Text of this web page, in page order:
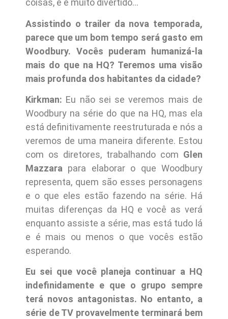
coisas, e é muito divertido…
Assistindo o trailer da nova temporada,
parece que um bom tempo será gasto em
Woodbury. Vocês puderam humanizá-la
mais do que na HQ? Teremos uma visão
mais profunda dos habitantes da cidade?
Kirkman: Eu não sei se veremos mais de
Woodbury na série do que na HQ, mas ela
está definitivamente reestruturada e nós a
veremos de uma maneira diferente. Estou
com os diretores, trabalhando com Glen
Mazzara para elaborar o que Woodbury
representa, quem são esses personagens
e o que eles estão fazendo na série. Há
muitas diferenças da HQ e você as verá
enquanto assiste a série, mas está tudo lá
e é mais ou menos o que vocês estão
esperando.
Eu sei que você planeja continuar a HQ
indefinidamente e que o grupo sempre
terá novos antagonistas. No entanto, a
série de TV provavelmente terminará bem